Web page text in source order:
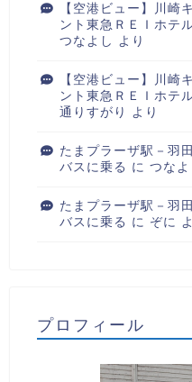
【空港ビュー】川崎
ント東急ＲＥＩホテ
つなよし
より
【空港ビュー】川崎
ント東急ＲＥＩホテ
通りすがり
より
たまプラーザ駅－羽
バスに乗る に つなよ
たまプラーザ駅－羽
バスに乗る に ぞに
プロフィール